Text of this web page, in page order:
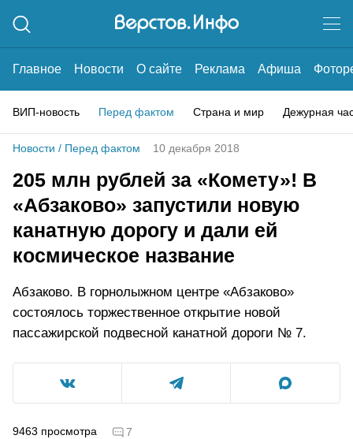
Главное Новости О сайте Реклама Афиша
ВИП-новость Перед фактом Страна и мир Дежурная
Новости / Перед фактом 10 декабря 2018
205 млн рублей за «Комету»! В
«Абзаково» запустили новую
канатную дорогу и дали ей
космическое название
Абзаково. В горнолыжном центре «Абзаково»
состоялось торжественное открытие новой
пассажирской подвесной канатной дороги № 7.
9463 просмотра 7